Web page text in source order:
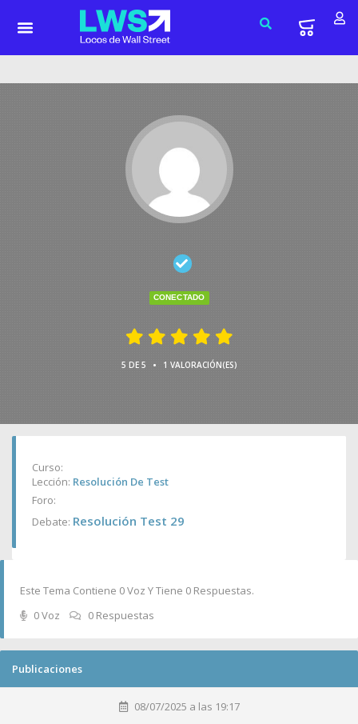
CONECTADO
5 DE 5 • 1 VALORACIÓN(ES)
Curso:
Lección: Resolución De Test
Foro:
Debate: Resolución Test 29
Este Tema Contiene 0 Voz Y Tiene 0 Respuestas.
0 Voz
0 Respuestas
Publicaciones
08/07/2025 a las 19:17